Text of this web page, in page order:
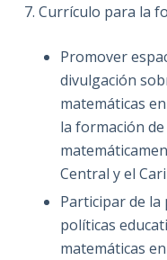
7. Currículo para la
Promover
divulgación
matemáticas
la formación
Central y el
Participar de la
políticas
matemáticas